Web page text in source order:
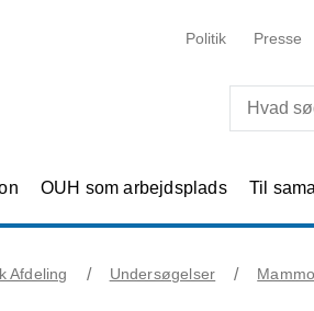
Politik Presse
OUH som arbejdsplads Til
Afdeling Undersøgelser